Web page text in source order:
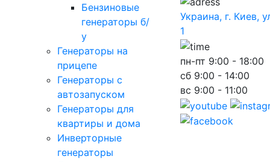
Бензиновые
генераторы б/
у
Генераторы на
прицепе
Генераторы с
автозапуском
Генераторы для
квартиры и дома
Инверторные
генераторы
Украина, г. Киев,
1
пн-пт 9:00 - 18:00
сб 9:00 - 14:00
вс 9:00 - 11:00